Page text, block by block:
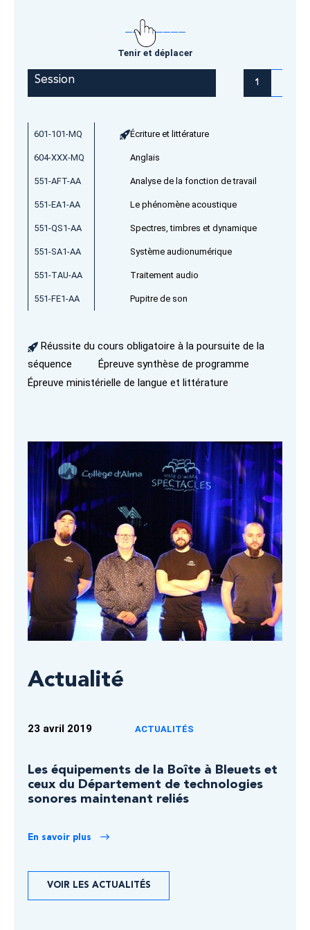
Tenir et déplacer
Session 1
601-101-MQ Écriture et littérature
604-XXX-MQ Anglais
551-AFT-AA Analyse de la fonction de travail
551-EA1-AA Le phénomène acoustique
551-QS1-AA Spectres, timbres et dynamique
551-SA1-AA Système audionumérique
551-TAU-AA Traitement audio
551-FE1-AA Pupitre de son
Réussite du cours obligatoire à la poursuite de la
séquence
Épreuve synthèse de programme
Épreuve ministérielle de langue et littérature
Actualité
23 avril 2019 ACTUALITÉS
Les équipements de la Boîte à Bleuets et
ceux du Département de technologies
sonores maintenant reliés
En savoir plus
VOIR LES ACTUALITÉS